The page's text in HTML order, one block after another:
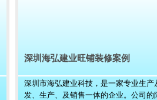
深圳海弘建业旺铺装修案例
深圳市海弘建业科技，是一家专业生
发、生产、及销售一体的企业。公司的